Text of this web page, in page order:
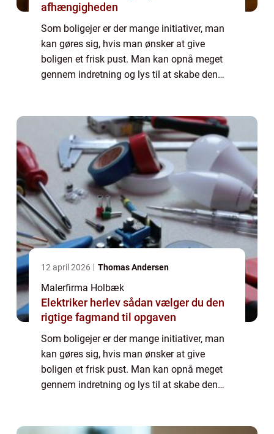
afhængigheden
Som boligejer er der mange initiativer, man
kan gøres sig, hvis man ønsker at give
boligen et frisk pust. Man kan opnå meget
gennem indretning og lys til at skabe den
12 april 2026 Thomas Andersen
Malerfirma Holbæk
Elektriker herlev sådan vælger du den
rigtige fagmand til opgaven
Som boligejer er der mange initiativer, man
kan gøres sig, hvis man ønsker at give
boligen et frisk pust. Man kan opnå meget
gennem indretning og lys til at skabe den